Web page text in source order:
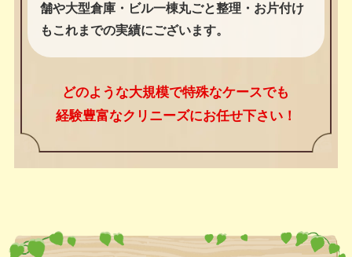
舗や大型倉庫・ビル一棟丸ごと整理・お片付け
もこれまでの実績にございます。
どのような大規模で特殊なケースでも
経験豊富なクリニーズにお任せ下さい！